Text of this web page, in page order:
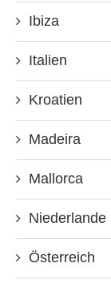
Ibiza
Italien
Kroatien
Madeira
Mallorca
Niederlande
Österreich